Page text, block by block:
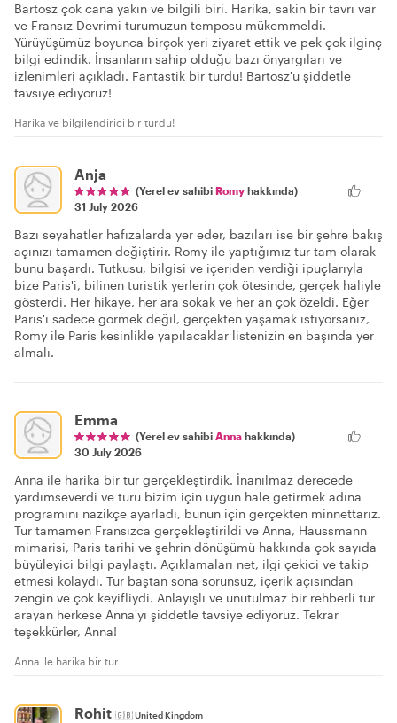
Bartosz çok cana yakın ve bilgili biri. Harika, sakin bir tavrı var
ve Fransız Devrimi turumuzun temposu mükemmeldi.
Yürüyüşümüz boyunca birçok yeri ziyaret ettik ve pek çok ilginç
bilgi edindik. İnsanların sahip olduğu bazı önyargıları ve
izlenimleri açıkladı. Fantastik bir turdu! Bartosz'u şiddetle
tavsiye ediyoruz!
Harika ve bilgilendirici bir turdu!
Anja
(Yerel ev sahibi Romy hakkında)
31 July 2026
Bazı seyahatler hafızalarda yer eder, bazıları ise bir şehre bakış
açınızı tamamen değiştirir. Romy ile yaptığımız tur tam olarak
bunu başardı. Tutkusu, bilgisi ve içeriden verdiği ipuçlarıyla
bize Paris'i, bilinen turistik yerlerin çok ötesinde, gerçek haliyle
gösterdi. Her hikaye, her ara sokak ve her an çok özeldi. Eğer
Paris'i sadece görmek değil, gerçekten yaşamak istiyorsanız,
Romy ile Paris kesinlikle yapılacaklar listenizin en başında yer
almalı.
Emma
(Yerel ev sahibi Anna hakkında)
30 July 2026
Anna ile harika bir tur gerçekleştirdik. İnanılmaz derecede
yardımseverdi ve turu bizim için uygun hale getirmek adına
programını nazikçe ayarladı, bunun için gerçekten minnettarız.
Tur tamamen Fransızca gerçekleştirildi ve Anna, Haussmann
mimarisi, Paris tarihi ve şehrin dönüşümü hakkında çok sayıda
büyüleyici bilgi paylaştı. Açıklamaları net, ilgi çekici ve takip
etmesi kolaydı. Tur baştan sona sorunsuz, içerik açısından
zengin ve çok keyifliydi. Anlayışlı ve unutulmaz bir rehberli tur
arayan herkese Anna'yı şiddetle tavsiye ediyoruz. Tekrar
teşekkürler, Anna!
Anna ile harika bir tur
Rohit 🇬🇧United Kingdom